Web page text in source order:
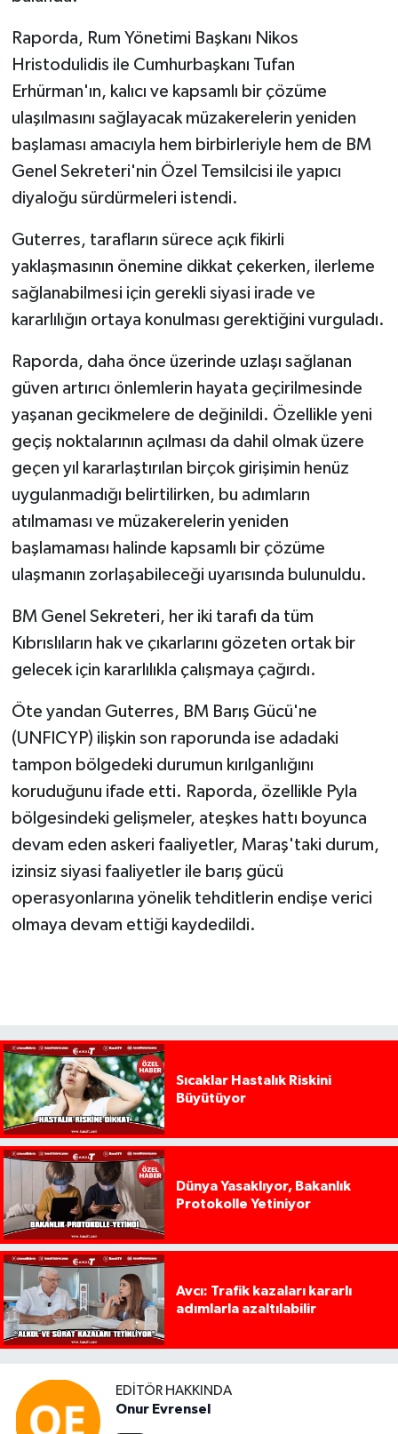
Raporda, Rum Yönetimi Başkanı Nikos
Hristodulidis ile Cumhurbaşkanı Tufan
Erhürman'ın, kalıcı ve kapsamlı bir çözüme
ulaşılmasını sağlayacak müzakerelerin yeniden
başlaması amacıyla hem birbirleriyle hem de BM
Genel Sekreteri'nin Özel Temsilcisi ile yapıcı
diyaloğu sürdürmeleri istendi.
Guterres, tarafların sürece açık fikirli
yaklaşmasının önemine dikkat çekerken, ilerleme
sağlanabilmesi için gerekli siyasi irade ve
kararlılığın ortaya konulması gerektiğini vurguladı.
Raporda, daha önce üzerinde uzlaşı sağlanan
güven artırıcı önlemlerin hayata geçirilmesinde
yaşanan gecikmelere de değinildi. Özellikle yeni
geçiş noktalarının açılması da dahil olmak üzere
geçen yıl kararlaştırılan birçok girişimin henüz
uygulanmadığı belirtilirken, bu adımların
atılmaması ve müzakerelerin yeniden
başlamaması halinde kapsamlı bir çözüme
ulaşmanın zorlaşabileceği uyarısında bulunuldu.
BM Genel Sekreteri, her iki tarafı da tüm
Kıbrıslıların hak ve çıkarlarını gözeten ortak bir
gelecek için kararlılıkla çalışmaya çağırdı.
Öte yandan Guterres, BM Barış Gücü'ne
(UNFICYP) ilişkin son raporunda ise adadaki
tampon bölgedeki durumun kırılganlığını
koruduğunu ifade etti. Raporda, özellikle Pyla
bölgesindeki gelişmeler, ateşkes hattı boyunca
devam eden askeri faaliyetler, Maraş'taki durum,
izinsiz siyasi faaliyetler ile barış gücü
operasyonlarına yönelik tehditlerin endişe verici
olmaya devam ettiği kaydedildi.
Sıcaklar Hastalık Riskini
Büyütüyor
Dünya Yasaklıyor, Bakanlık
Protokolle Yetiniyor
Avcı: Trafik kazaları kararlı
adımlarla azaltılabilir
EDITÖR HAKKINDA
Onur Evrensel